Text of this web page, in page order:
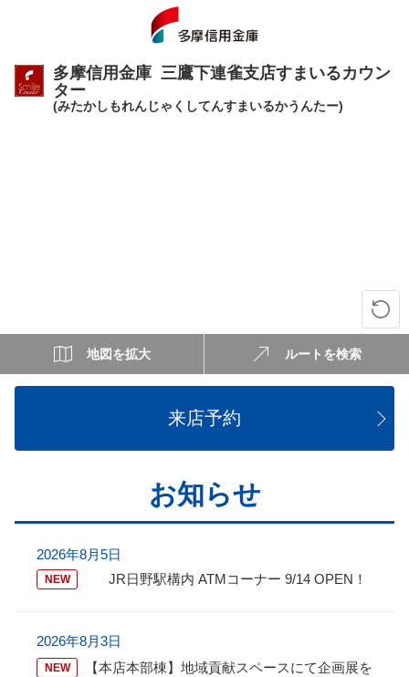
多摩信用金庫 三鷹下連雀支店すまいるカウン
ター
(みたかしもれんじゃくしてんすまいるかうんたー)
地図を拡大 ルートを検索
来店予約
お知らせ
2026年8月5日
NEW JR日野駅構内 ATMコーナー 9/14 OPEN！
2026年8月3日
NEW
【本店本部棟】地域貢献スペースにて企画展を